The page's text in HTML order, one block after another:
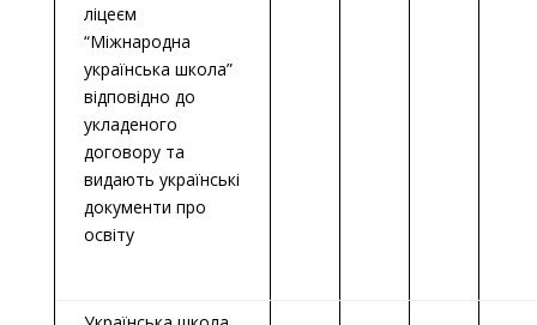
ліцеєм
“Міжнародна
українська школа”
відповідно до
укладеного
договору та
видають українські
документи про
освіту